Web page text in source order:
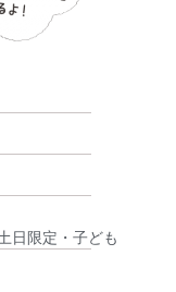
日限定・子ども